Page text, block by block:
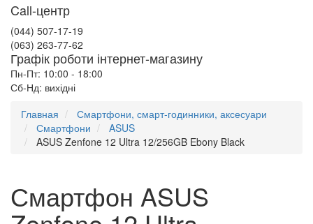
Call-центр
(044) 507-17-19
(063) 263-77-62
Графік роботи інтернет-магазину
Пн-Пт: 10:00 - 18:00
Сб-Нд: вихідні
Главная
Смартфони, смарт-годинники, аксесуари
Смартфони
ASUS
ASUS Zenfone 12 Ultra 12/256GB Ebony Black
Смартфон ASUS